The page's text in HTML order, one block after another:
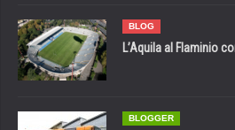
BLOG
L’Aquila al Flaminio
BLOGGER